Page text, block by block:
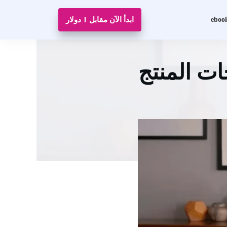
ابدأ الآن مقابل 1 دولار